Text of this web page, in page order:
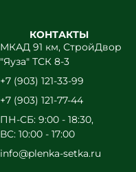
КОНТАКТЫ
МКАД 91 км, СтройДвор
"Яуза" ТСК 8-3
+7 (903) 121-33-99
+7 (903) 121-77-44
ПН-СБ: 9:00 - 18:30,
ВС: 10:00 - 17:00
info@plenka-setka.ru